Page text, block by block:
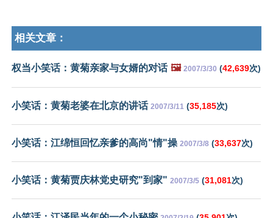
相关文章：
权当小笑话：黄菊亲家与女婿的对话 🖼️ 2007/3/30 (42,639次)
小笑话：黄菊老婆在北京的讲话 2007/3/11 (35,185次)
小笑话：江绵恒回忆亲爹的高尚"情"操 2007/3/8 (33,637次)
小笑话：黄菊贾庆林党史研究"到家" 2007/3/5 (31,081次)